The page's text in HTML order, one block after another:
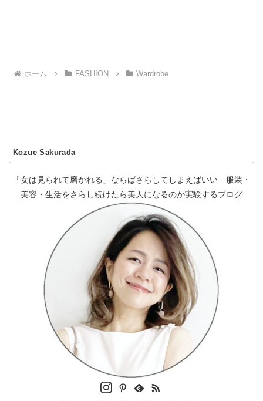
ホーム FASHION Wardrobe
Kozue Sakurada
「女は見られて磨かれる」ならばさらしてしまえばいい 服装・
美容・生活をさらし続けたら美人になるのか実験するブログ